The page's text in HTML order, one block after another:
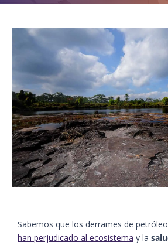
Sabemos que los derrames de
han perjudicado al ecosistema y la